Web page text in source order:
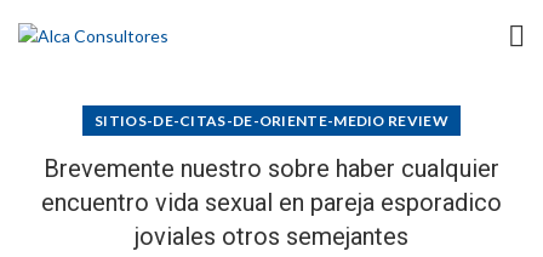
SITIOS-DE-CITAS-DE-ORIENTE-MEDIO REVIEW
Brevemente nuestro sobre haber cualquier
encuentro vida sexual en pareja esporadico
joviales otros semejantes